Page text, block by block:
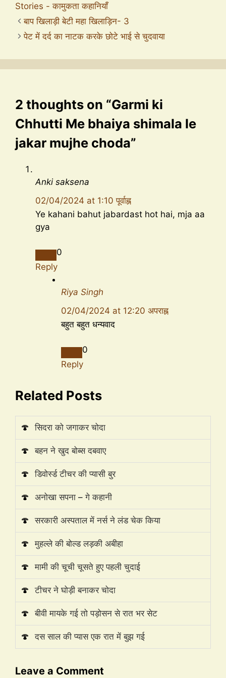
Stories - कामुकता कहानियाँ
बाप खिलाड़ी बेटी महा खिलाड़िन- 3
पेट में दर्द का नाटक करके छोटे भाई से चुदवाया
2 thoughts on “Garmi ki
Chhutti Me bhaiya shimala le
jakar mujhe choda”
Anki saksena
02/04/2024 at 1:10 पूर्वाह्न
Ye kahani bahut jabardast hot hai, mja aa
gya
0
Reply
Riya Singh
02/04/2024 at 12:20 अपराह्न
बहुत बहुत धन्यवाद
0
Reply
Related Posts
🍄 सिदरा को जगाकर चोदा
🍄 बहन ने खुद बोब्स दबवाए
🍄 डिवोर्स्ड टीचर की प्यासी बुर
🍄 अनोखा सपना – गे कहानी
🍄 सरकारी अस्पताल में नर्स ने लंड चेक किया
🍄 मुहल्ले की बोल्ड लड़की अबीहा
🍄 मामी की चूची चूसते हुए पहली चुदाई
🍄 टीचर ने घोड़ी बनाकर चोदा
🍄 बीवी मायके गई तो पड़ोसन से रात भर सेट
🍄 दस साल की प्यास एक रात में बुझ गई
Leave a Comment